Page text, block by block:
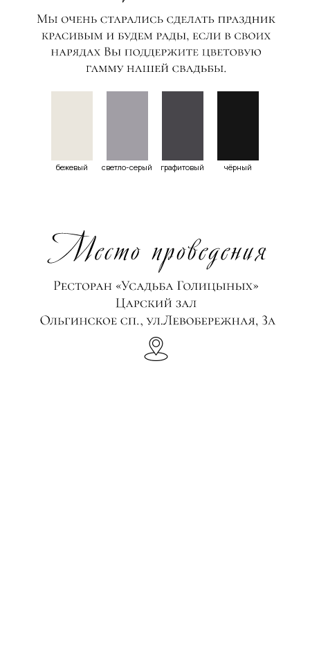
бежевый светло-серый графитовый чёрный